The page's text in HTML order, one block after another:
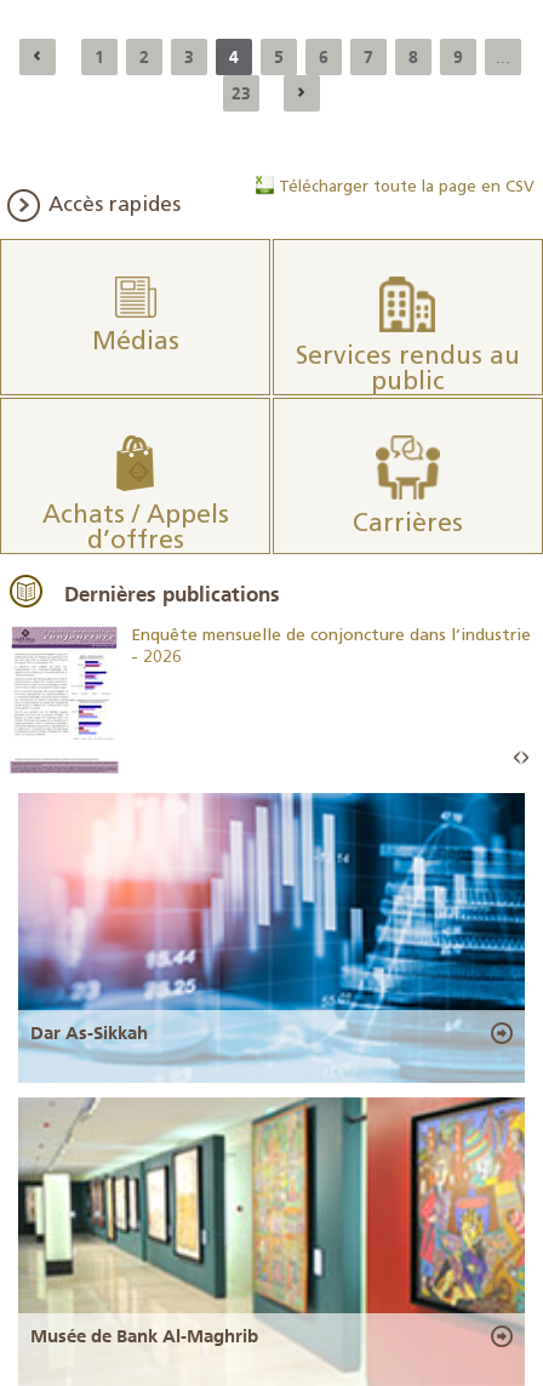
1 2 3 4 5 6 7 8 9
23
Télécharger toute la page en CSV
Accès rapides
Médias
Services rendus au
public
Achats / Appels
d’offres
Carrières
Dernières publications
Enquête mensuelle de conjoncture dans l’industrie
- 2026
Dar As-Sikkah
Musée de Bank Al-Maghrib